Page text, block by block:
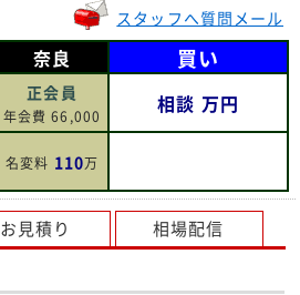
スタッフへ質問メール
奈良
正会員
年会費 66,000
名変料 110万
買い
相談 万円
お見積り 相場配信